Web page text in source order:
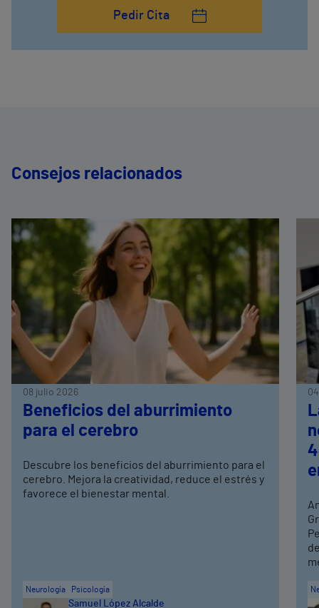
Pedir Cita
Consejos relacionados
08 julio 2026
Beneficios del aburrimiento
para el cerebro
Descubre los beneficios del aburrimiento para el
cerebro. Mejora la creatividad, reduce el estrés y
favorece el bienestar mental.
Neurología Psicología
Samuel López Alcalde